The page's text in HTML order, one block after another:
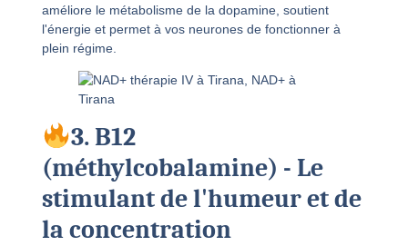
améliore le métabolisme de la dopamine, soutient
l'énergie et permet à vos neurones de fonctionner à
plein régime.
3. B12
(méthylcobalamine) - Le
stimulant de l'humeur et de
la concentration